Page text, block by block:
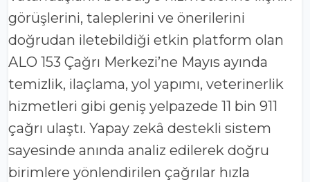
görüşlerini, taleplerini ve önerilerini
doğrudan iletebildiği etkin platform olan
ALO 153 Çağrı Merkezi’ne Mayıs ayında
temizlik, ilaçlama, yol yapımı, veterinerlik
hizmetleri gibi geniş yelpazede 11 bin 911
çağrı ulaştı. Yapay zekâ destekli sistem
sayesinde anında analiz edilerek doğru
birimlere yönlendirilen çağrılar hızla